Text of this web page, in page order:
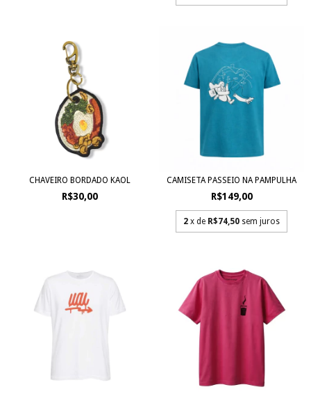
CHAVEIRO BORDADO KAOL
R$30,00
CAMISETA PASSEIO NA PAMPULHA
R$149,00
2 x de R$74,50 sem juros